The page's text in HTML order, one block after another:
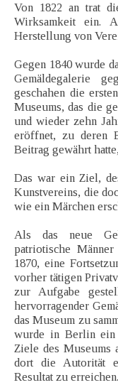
Von 1822 an trat
Wirksamkeit ein.
Herstellung von
Gegen 1840 wurde
Gemäldegalerie
geschahen die
Museums, das die
und wieder zehn
eröffnet, zu deren
Beitrag gewährt
Das war ein Ziel,
Kunstvereins, die
wie ein Märchen
Als das neue
patriotische
1870, eine
vorher tätigen
zur Aufgabe
hervorragender
das Museum zu
wurde in Berlin ein
Ziele des Museums
dort die Autorität
Resultat zu erreichen.